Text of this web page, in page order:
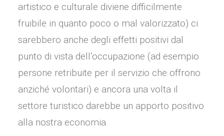
artistico e culturale diviene difficilmente
fruibile in quanto poco o mal valorizzato) ci
sarebbero anche degli effetti positivi dal
punto di vista dell’occupazione (ad esempio
persone retribuite per il servizio che offrono
anziché volontari) e ancora una volta il
settore turistico darebbe un apporto positivo
alla nostra economia.